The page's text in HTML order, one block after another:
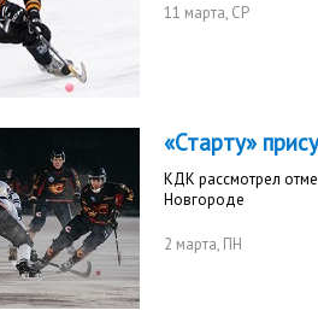
11 марта, СР
«Старту»
КДК рассмотрел
Новгороде
2 марта, ПН